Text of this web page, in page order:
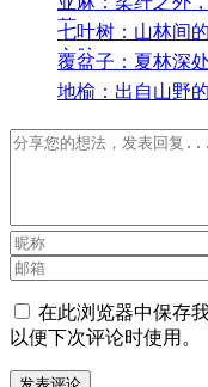
药
七叶树：山林间
心脉
覆盆子：夏林深
地榆：出自山野
在此浏览器中保存
以便下次评论时使用。